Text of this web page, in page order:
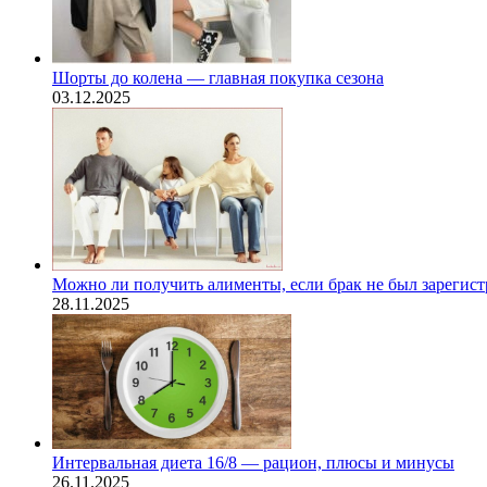
Шорты до колена — главная покупка сезона
03.12.2025
Можно ли получить алименты, если брак не был
28.11.2025
Интервальная диета 16/8 — рацион, плюсы и минусы
26.11.2025